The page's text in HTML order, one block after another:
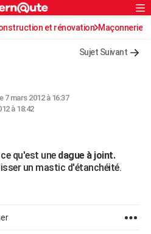
Rechercher
et rénovation Maçonnerie
Sujet Suivant
7 mars 2012 à 16:37
à 18:42
qu'est unedague à joint.
un mastic d'étanchéité.